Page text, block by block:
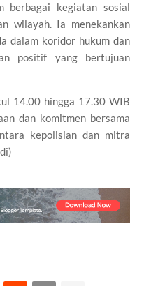
berbagai kegiatan sosial
wilayah. Ia menekankan
dalam koridor hukum dan
positif yang bertujuan
14.00 hingga 17.30 WIB
dan komitmen bersama
kepolisian dan mitra